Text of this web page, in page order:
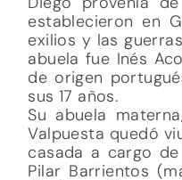
establecieron en
exilios y las
abuela fue Inés
de origen
sus 17 años.
Su abuela
Valpuesta quedó
casada a cargo
Pilar Barrientos